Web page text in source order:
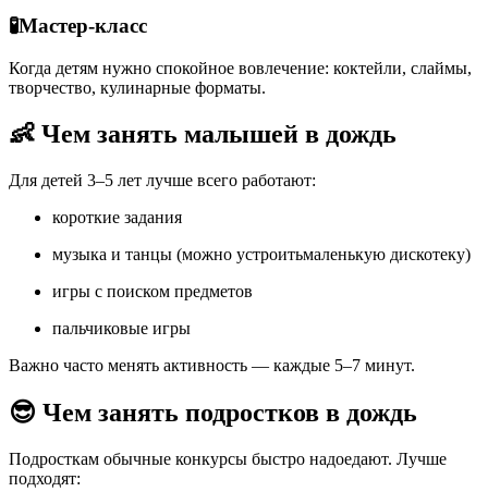
🧪Мастер-класс
Когда детям нужно спокойное вовлечение: коктейли, слаймы,
творчество, кулинарные форматы.
👶 Чем занять малышей в дождь
Для детей 3–5 лет лучше всего работают:
короткие задания
музыка и танцы (можно устроитьмаленькую дискотеку)
игры с поиском предметов
пальчиковые игры
Важно часто менять активность — каждые 5–7 минут.
😎 Чем занять подростков в дождь
Подросткам обычные конкурсы быстро надоедают. Лучше
подходят: